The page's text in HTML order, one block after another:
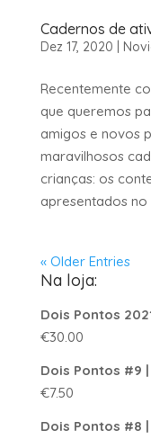
Cadernos de
Dez 17, 2020
Recentemente
que queremos
amigos e novos
maravilhosos
crianças: os
apresentados
« Older Entries
Na loja:
Dois Pontos
€30.00
Dois Pontos #9 |
€7.50
Dois Pontos #8 |